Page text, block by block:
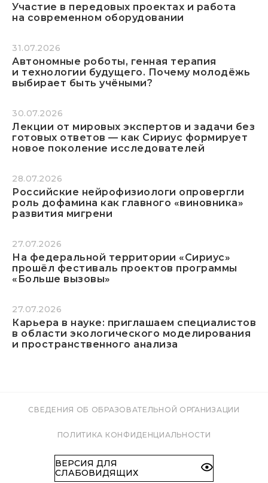
Участие в передовых проектах и работа
на современном оборудовании
31.07.2026
Автономные роботы, генная терапия
и технологии будущего. Почему молодёжь
выбирает быть учёными?
30.07.2026
Лекции от мировых экспертов и задачи без
готовых ответов — как Сириус формирует
новое поколение исследователей
28.07.2026
Российские нейрофизиологи опровергли
роль дофамина как главного «виновника»
развития мигрени
27.07.2026
На федеральной территории «Сириус»
прошёл фестиваль проектов программы
«Больше вызовы»
27.07.2026
Карьера в науке: приглашаем специалистов
в области экологического моделирования
и пространственного анализа
СВЕДЕНИЯ ОБ ОБРАЗОВАТЕЛЬНОЙ ОРГАНИЗАЦИИ
ПОЛИТИКА КОНФИДЕНЦИАЛЬНОСТИ
ВЕРСИЯ ДЛЯ
СЛАБОВИДЯЩИХ